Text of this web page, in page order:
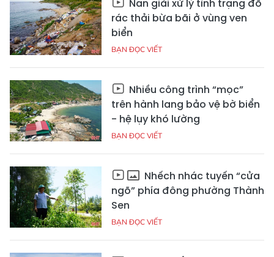
Nan giải xử lý tình trạng đổ
rác thải bừa bãi ở vùng ven
biển
BẠN ĐỌC VIẾT
Nhiều công trình “mọc”
trên hành lang bảo vệ bờ biển
- hệ lụy khó lường
BẠN ĐỌC VIẾT
Nhếch nhác tuyến “cửa
ngõ” phía đông phường Thành
Sen
BẠN ĐỌC VIẾT